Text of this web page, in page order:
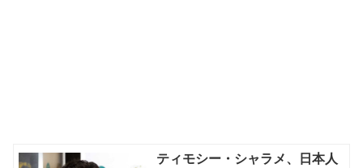
ティモシー・シャラメ、日本人